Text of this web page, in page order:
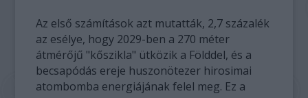
Az első számítások azt mutatták, 2,7 százalék
az esélye, hogy 2029-ben a 270 méter
átmérőjű "kőszikla" ütközik a Földdel, és a
becsapódás ereje huszonötezer hirosimai
atombomba energiájának felel meg. Ez a